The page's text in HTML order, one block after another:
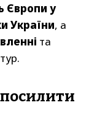
Європи у
України, а
та